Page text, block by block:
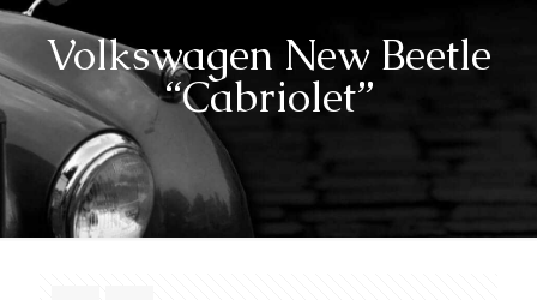
Volkswagen New Beetle
“Cabriolet”